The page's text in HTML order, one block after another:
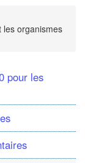
les organismes
pour les